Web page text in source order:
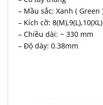
– Mầu sắc: Xanh ( Green
– Kích cỡ: 8(M),9(L),10(XL)
– Chiều dài: ~ 330 mm
– Độ dày: 0.38mm